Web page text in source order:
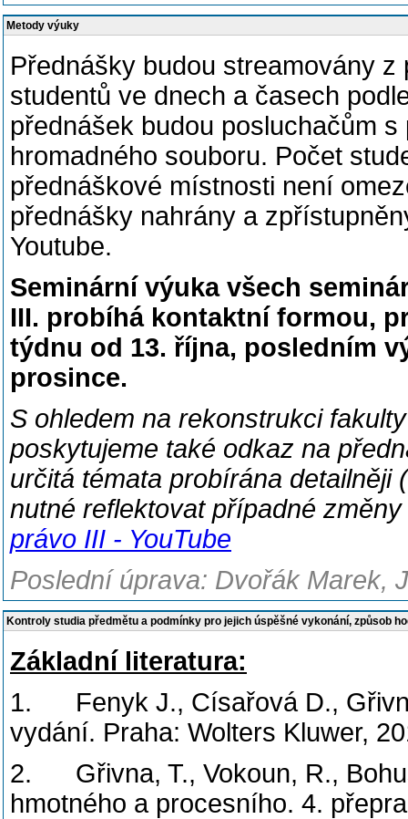
Metody výuky
Přednášky budou streamovány
studentů ve dnech a časech
přednášek budou posluchačům
hromadného souboru. Počet
přednáškové místnosti není
přednášky nahrány a
Youtube.
Seminární výuka všech
III. probíhá kontaktní formou,
týdnu od 13. října, posledním
prosince.
S ohledem na rekonstrukci
poskytujeme také odkaz na
určitá témata probírána
nutné reflektovat případné
právo III - YouTube
Poslední úprava: Dvořák Marek,
Kontroly studia předmětu a podmínky pro jejich úspěšné vykonání, způsob
Základní literatura:
1. Fenyk J., Císařová D.,
vydání. Praha: Wolters Kluwer,
2. Gřivna, T., Vokoun, R.,
hmotného a procesního. 4.